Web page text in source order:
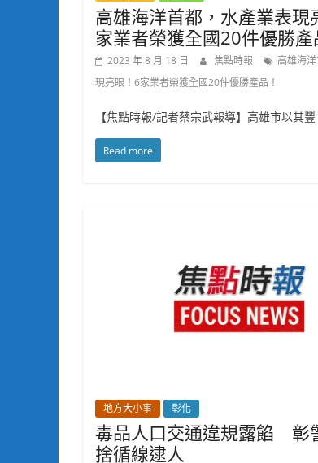
高雄海洋首都，水產業表現
家業者榮獲全國20件優勝產
2023 年 8 月 18 日 焦點時報
高雄海
現亮眼！6家業者榮獲全國20件優勝產品！
【焦點時報/記者蔡宗武報導】高雄市以其豐
Read more
地方大小事 彰化
毒品人口交通違規露餡 彰
捨循線逮人